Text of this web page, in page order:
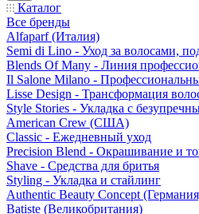
Каталог
Все бренды
Alfaparf (Италия)
Semi di Lino - Уход за волосами,
Blends Of Many - Линия
Il Salone Milano -
Lisse Design - Трансформация
Style Stories - Укладка с
American Crew (США)
Classic - Ежедневный уход
Precision Blend - Окрашивание и
Shave - Средства для бритья
Styling - Укладка и стайлинг
Authentic Beauty Concept
Batiste (Великобритания)